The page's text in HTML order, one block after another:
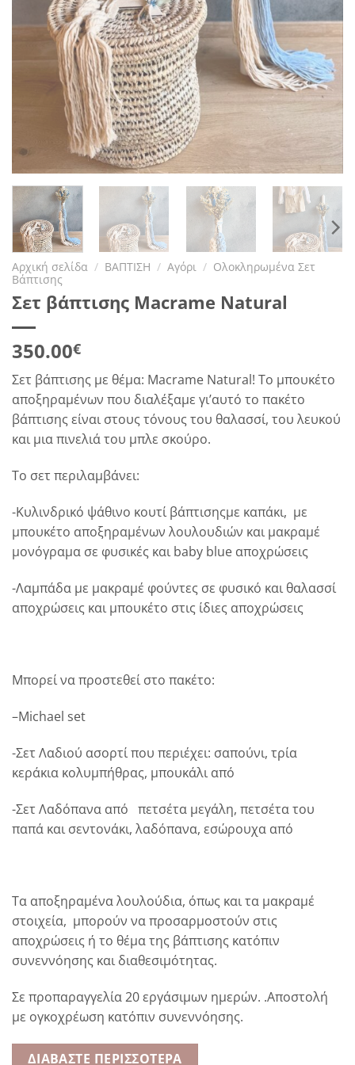
Αρχική σελίδα / ΒΑΠΤΙΣΗ / Αγόρι / Ολοκληρωμένα Σετ
Βάπτισης
Σετ βάπτισης Macrame Natural
350.00€
Σετ βάπτισης με θέμα: Macrame Natural! Το μπουκέτο
αποξηραμένων που διαλέξαμε γι’αυτό το πακέτο
βάπτισης είναι στους τόνους του θαλασσί, του λευκού
και μια πινελιά του μπλε σκούρο.
Το σετ περιλαμβάνει:
-Κυλινδρικό ψάθινο κουτί βάπτισηςμε καπάκι, με
μπουκέτο αποξηραμένων λουλουδιών και μακραμέ
μονόγραμα σε φυσικές και baby blue αποχρώσεις
-Λαμπάδα με μακραμέ φούντες σε φυσικό και θαλασσί
αποχρώσεις και μπουκέτο στις ίδιες αποχρώσεις
Μπορεί να προστεθεί στο πακέτο:
–Michael set
-Σετ Λαδιού ασορτί που περιέχει: σαπούνι, τρία
κεράκια κολυμπήθρας, μπουκάλι από
-Σετ Λαδόπανα από πετσέτα μεγάλη, πετσέτα του
παπά και σεντονάκι, λαδόπανα, εσώρουχα από
Τα αποξηραμένα λουλούδια, όπως και τα μακραμέ
στοιχεία, μπορούν να προσαρμοστούν στις
αποχρώσεις ή το θέμα της βάπτισης κατόπιν
συνεννόησης και διαθεσιμότητας.
Σε προπαραγγελία 20 εργάσιμων ημερών. .Αποστολή
με ογκοχρέωση κατόπιν συνεννόησης.
ΔΙΑΒΆΣΤΕ ΠΕΡΙΣΣΌΤΕΡΑ